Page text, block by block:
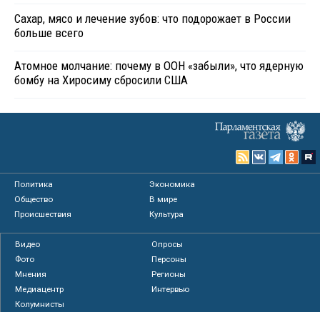
Сахар, мясо и лечение зубов: что подорожает в России
больше всего
Атомное молчание: почему в ООН «забыли», что ядерную
бомбу на Хиросиму сбросили США
Политика
Экономика
Общество
В мире
Происшествия
Культура
Видео
Опросы
Фото
Персоны
Мнения
Регионы
Медиацентр
Интервью
Колумнисты